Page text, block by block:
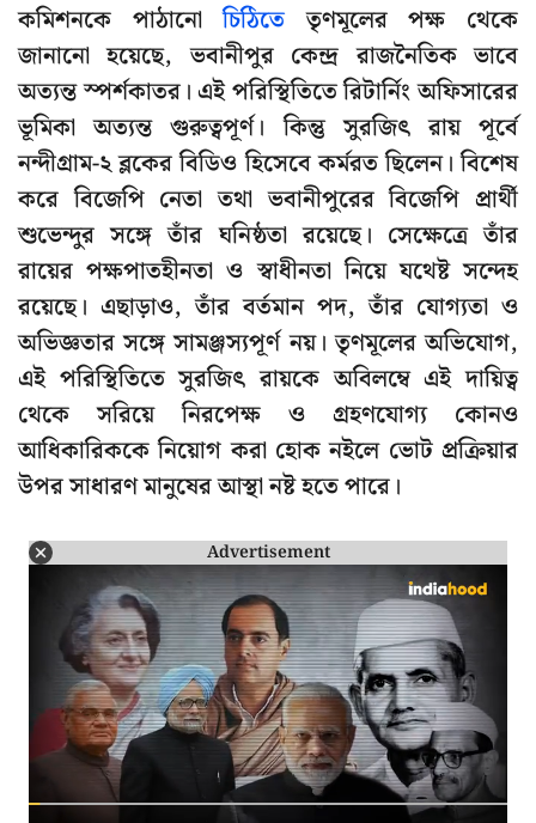
কমিশনকে পাঠানোচিঠিতেতৃণমূলের পক্ষ থেকে
জানানো হয়েছে, ভবানীপুর কেন্দ্র রাজনৈতিক ভাবে
অত্যন্ত স্পর্শকাতর। এই পরিস্থিতিতে রিটার্নিং অফিসারের
ভূমিকা অত্যন্ত গুরুত্বপূর্ণ। কিন্তু সুরজিৎ রায় পূর্বে
নন্দীগ্রাম-২ ব্লকের বিডিও হিসেবে কর্মরত ছিলেন। বিশেষ
করে বিজেপি নেতা তথা ভবানীপুরের বিজেপি প্রার্থী
শুভেন্দুর সঙ্গে তাঁর ঘনিষ্ঠতা রয়েছে। সেক্ষেত্রে তাঁর
রায়ের পক্ষপাতহীনতা ও স্বাধীনতা নিয়ে যথেষ্ট সন্দেহ
রয়েছে। এছাড়াও, তাঁর বর্তমান পদ, তাঁর যোগ্যতা ও
অভিজ্ঞতার সঙ্গে সামঞ্জস্যপূর্ণ নয়। তৃণমূলের অভিযোগ,
এই পরিস্থিতিতে সুরজিৎ রায়কে অবিলম্বে এই দায়িত্ব
থেকে সরিয়ে নিরপেক্ষ ও গ্রহণযোগ্য কোনও
আধিকারিককে নিয়োগ করা হোক নইলে ভোট প্রক্রিয়ার
উপর সাধারণ মানুষের আস্থা নষ্ট হতে পারে।
Advertisement